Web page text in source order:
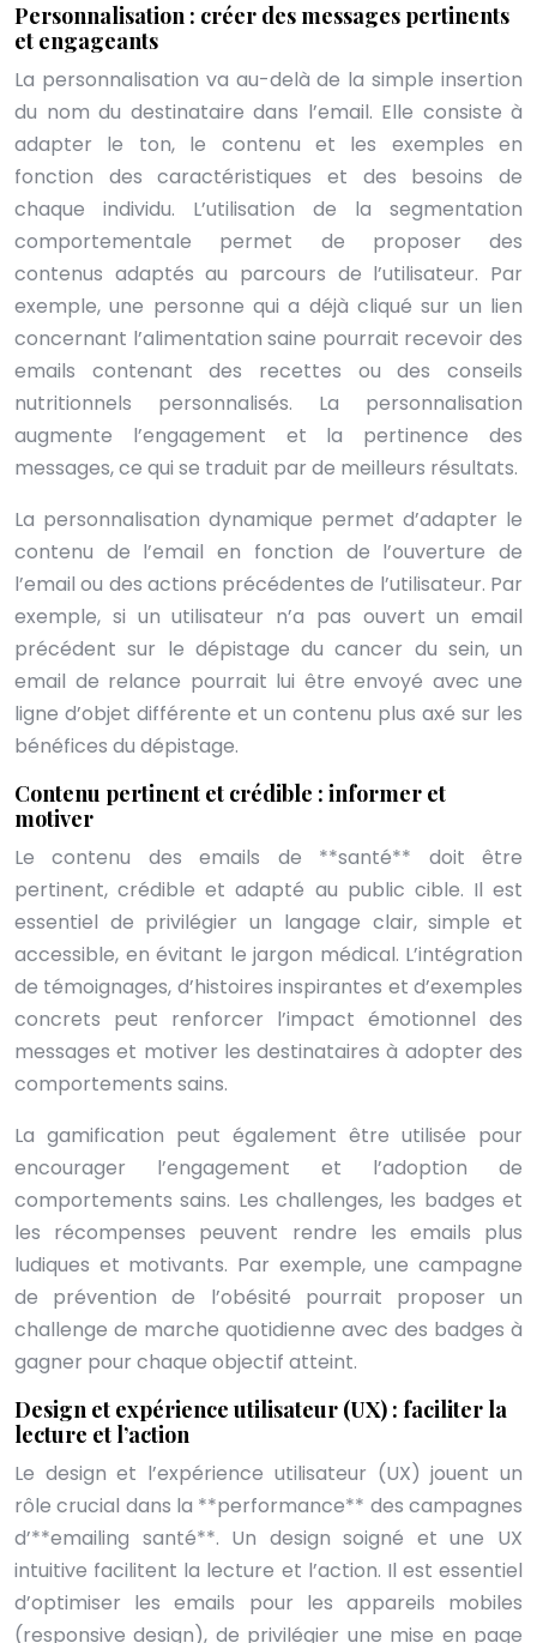
Personnalisation : créer des messages pertinents
et engageants
La personnalisation va au-delà de la simple insertion
du nom du destinataire dans l’email. Elle consiste à
adapter le ton, le contenu et les exemples en
fonction des caractéristiques et des besoins de
chaque individu. L’utilisation de la segmentation
comportementale permet de proposer des
contenus adaptés au parcours de l’utilisateur. Par
exemple, une personne qui a déjà cliqué sur un lien
concernant l’alimentation saine pourrait recevoir des
emails contenant des recettes ou des conseils
nutritionnels personnalisés. La personnalisation
augmente l’engagement et la pertinence des
messages, ce qui se traduit par de meilleurs résultats.
La personnalisation dynamique permet d’adapter le
contenu de l’email en fonction de l’ouverture de
l’email ou des actions précédentes de l’utilisateur. Par
exemple, si un utilisateur n’a pas ouvert un email
précédent sur le dépistage du cancer du sein, un
email de relance pourrait lui être envoyé avec une
ligne d’objet différente et un contenu plus axé sur les
bénéfices du dépistage.
Contenu pertinent et crédible : informer et
motiver
Le contenu des emails de **santé** doit être
pertinent, crédible et adapté au public cible. Il est
essentiel de privilégier un langage clair, simple et
accessible, en évitant le jargon médical. L’intégration
de témoignages, d’histoires inspirantes et d’exemples
concrets peut renforcer l’impact émotionnel des
messages et motiver les destinataires à adopter des
comportements sains.
La gamification peut également être utilisée pour
encourager l’engagement et l’adoption de
comportements sains. Les challenges, les badges et
les récompenses peuvent rendre les emails plus
ludiques et motivants. Par exemple, une campagne
de prévention de l’obésité pourrait proposer un
challenge de marche quotidienne avec des badges à
gagner pour chaque objectif atteint.
Design et expérience utilisateur (UX) : faciliter la
lecture et l’action
Le design et l’expérience utilisateur (UX) jouent un
rôle crucial dans la **performance** des campagnes
d’**emailing santé**. Un design soigné et une UX
intuitive facilitent la lecture et l’action. Il est essentiel
d’optimiser les emails pour les appareils mobiles
(responsive design), de privilégier une mise en page